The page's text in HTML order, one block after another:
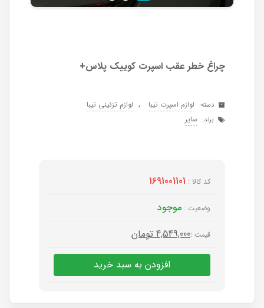
چراغ خطر عقب اسپرت کوییک پلاس+
دسته: لوازم اسپرت تیبا , لوازم تزئینی تیبا
برند: سایر
کد کالا : 1691001101
وضعیت : موجود
قیمت :4,549,000 تومان
افزودن به سبد خرید